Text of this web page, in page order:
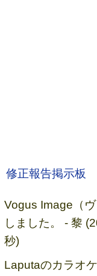
修正報告掲示板
Vogus Image（
しました。 - 黎
秒)
Laputaのカラオ